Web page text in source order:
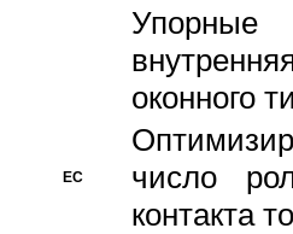
Упорные
оконного
EC
число
контакта